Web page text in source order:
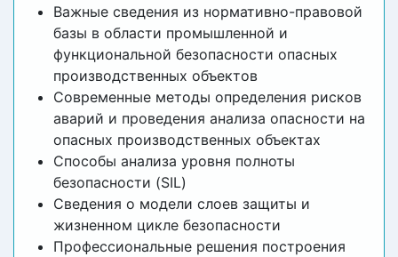
Важные сведения из нормативно-правовой
базы в области промышленной и
функциональной безопасности опасных
производственных объектов
Современные методы определения рисков
аварий и проведения анализа опасности на
опасных производственных объектах
Способы анализа уровня полноты
безопасности (SIL)
Сведения о модели слоев защиты и
жизненном цикле безопасности
Профессиональные решения построения